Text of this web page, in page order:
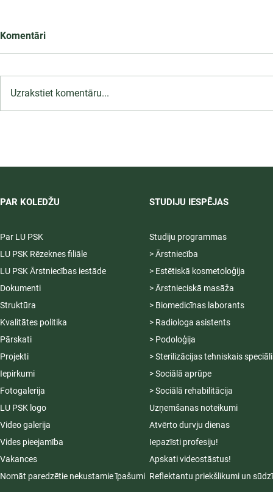
Komentāri
Uzrakstiet komentāru...
PAR KOLEDŽU
Par LU PSK
LU PSK Rēzeknes filiāle
LU PSK Ārstniecības iestāde
Dokumenti
Struktūra
Kvalitātes politika
Pārskati
Projekti
Iepirkumi
Fotogalerija
LU PSK logo
Video galerija
Vides pieejamība
Vakances
Nomāt paredzētie nekustamie īpašumi
STUDIJU IESPĒJAS
Studiju programmas
> Ārstniecība
> Estētiskā kosmetoloģija
> Ārstnieciskā masāža
> Biomedicīnas laborants
> Radiologa asistents
> Podoloģija
> Sterilizācijas tehniskais
> Sociālā aprūpe
> Sociālā rehabilitācija
Uzņemšanas noteikumi
Atvērto durvju dienas
Iepazīsti profesiju!
Apskati videostāstus!
Reflektantu priekšlikumi un